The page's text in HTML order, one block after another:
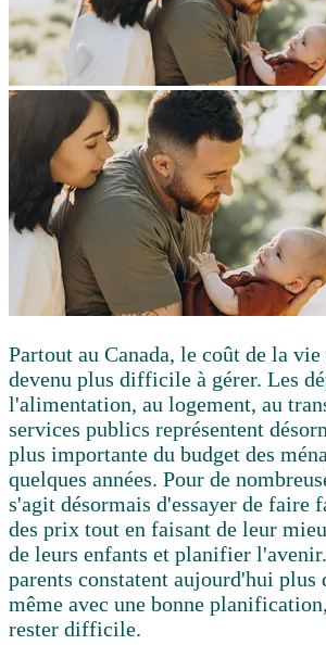
Partout au Canada, le coût de la
devenu plus difficile à gérer. Les
l'alimentation, au logement, au
services publics représentent
plus importante du budget des
quelques années. Pour de
s'agit désormais d'essayer de faire
des prix tout en faisant de leur
de leurs enfants et planifier
parents constatent aujourd'hui plus
même avec une bonne
rester difficile.